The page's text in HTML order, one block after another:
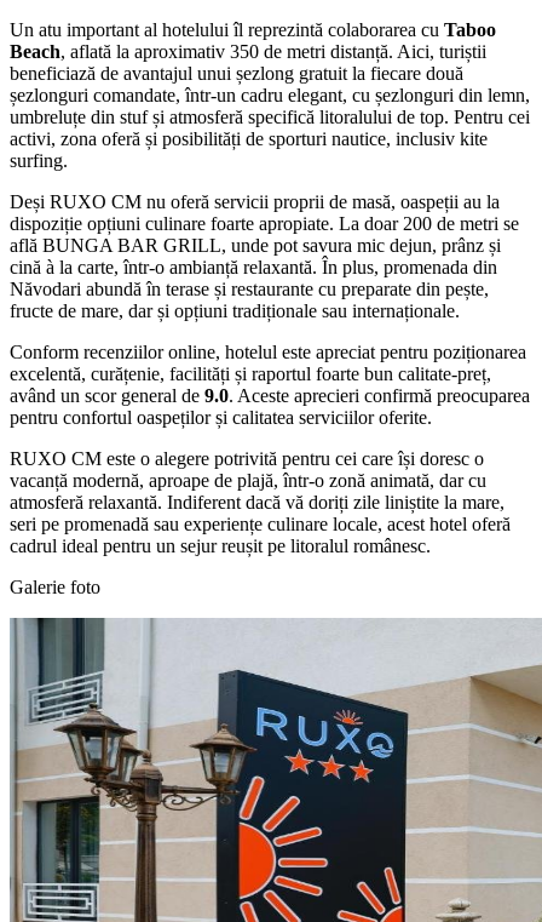
Un atu important al hotelului îl reprezintă colaborarea cu Taboo
Beach, aflată la aproximativ 350 de metri distanță. Aici, turiștii
beneficiază de avantajul unui șezlong gratuit la fiecare două
șezlonguri comandate, într-un cadru elegant, cu șezlonguri din lemn,
umbreluțe din stuf și atmosferă specifică litoralului de top. Pentru cei
activi, zona oferă și posibilități de sporturi nautice, inclusiv kite
surfing.
Deși RUXO CM nu oferă servicii proprii de masă, oaspeții au la
dispoziție opțiuni culinare foarte apropiate. La doar 200 de metri se
află BUNGA BAR GRILL, unde pot savura mic dejun, prânz și
cină à la carte, într-o ambianță relaxantă. În plus, promenada din
Năvodari abundă în terase și restaurante cu preparate din pește,
fructe de mare, dar și opțiuni tradiționale sau internaționale.
Conform recenziilor online, hotelul este apreciat pentru poziționarea
excelentă, curățenie, facilități și raportul foarte bun calitate-preț,
având un scor general de 9.0. Aceste aprecieri confirmă preocuparea
pentru confortul oaspeților și calitatea serviciilor oferite.
RUXO CM este o alegere potrivită pentru cei care își doresc o
vacanță modernă, aproape de plajă, într-o zonă animată, dar cu
atmosferă relaxantă. Indiferent dacă vă doriți zile liniștite la mare,
seri pe promenadă sau experiențe culinare locale, acest hotel oferă
cadrul ideal pentru un sejur reușit pe litoralul românesc.
Galerie foto